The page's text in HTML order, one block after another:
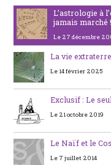
L’astrologie à
jamais marché !
Le 27 décembre
La vie
Le 14 février 2025
Exclusif : Le
Le 21 octobre 2019
Le Naïf et le
Le 7 juillet 2014